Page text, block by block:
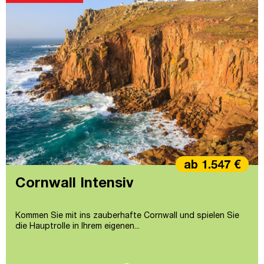
Cornwall Intensiv
Kommen Sie mit ins zauberhafte Cornwall und spielen Sie
die Hauptrolle in Ihrem eigenen...
ab 1.547 €